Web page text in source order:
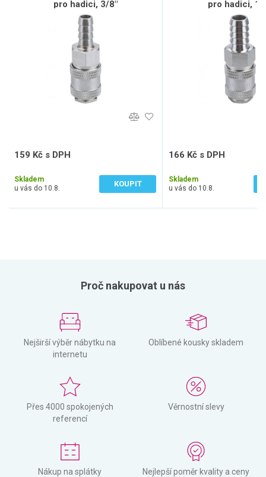
pro hadici, 3/8"
159 Kč s DPH
Skladem
u vás do 10.8.
KOUPIT
pro hadici, 1/
166 Kč s DPH
Skladem
u vás do 10.8.
Proč nakupovat u nás
Nejširší výběr nábytku na
internetu
Oblíbené kousky skladem
Přes 4000 spokojených
referencí
Věrnostní slevy
Nákup na splátky Nejlepší poměr kvality a ceny